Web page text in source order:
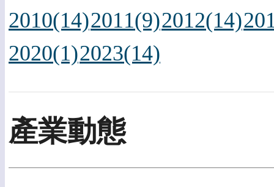
2010(14)2011(9)2012(14)
2020(1)2023(14)
產業動態